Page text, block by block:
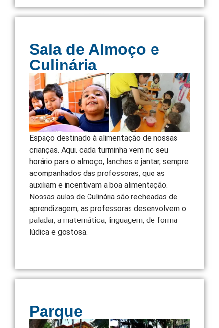
Sala de Almoço e
Culinária
Espaço destinado à alimentação de nossas
crianças. Aqui, cada turminha vem no seu
horário para o almoço, lanches e jantar, sempre
acompanhados das professoras, que as
auxiliam e incentivam a boa alimentação.
Nossas aulas de Culinária são recheadas de
aprendizagem, as professoras desenvolvem o
paladar, a matemática, linguagem, de forma
lúdica e gostosa.
Parque